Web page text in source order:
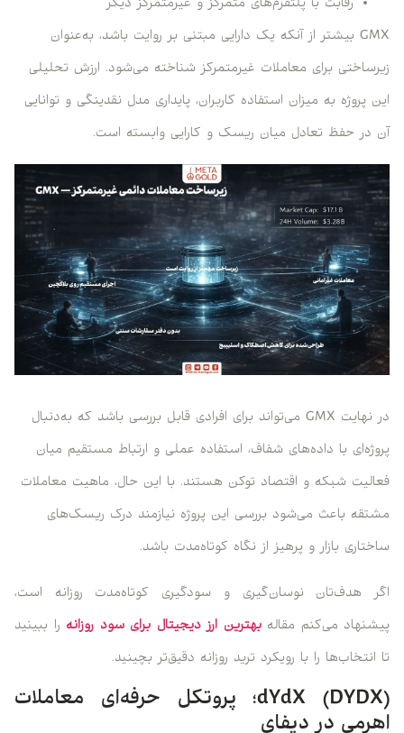
رقابت با پلتفرم‌های متمرکز و غیرمتمرکز دیگر
GMX بیشتر از آنکه یک دارایی مبتنی بر روایت باشد، به‌عنوان
زیرساختی برای معاملات غیرمتمرکز شناخته می‌شود. ارزش تحلیلی
این پروژه به میزان استفاده کاربران، پایداری مدل نقدینگی و توانایی
آن در حفظ تعادل میان ریسک و کارایی وابسته است.
در نهایت GMX می‌تواند برای افرادی قابل بررسی باشد که به‌دنبال
پروژه‌ای با داده‌های شفاف، استفاده عملی و ارتباط مستقیم میان
فعالیت شبکه و اقتصاد توکن هستند. با این حال، ماهیت معاملات
مشتقه باعث می‌شود بررسی این پروژه نیازمند درک ریسک‌های
ساختاری بازار و پرهیز از نگاه کوتاه‌مدت باشد.
اگر هدف‌تان نوسان‌گیری و سودگیری کوتاه‌مدت روزانه است،
پیشنهاد می‌کنم مقالهبهترین ارز دیجیتال برای سود روزانه را ببینید
تا انتخاب‌ها را با رویکرد ترید روزانه دقیق‌تر بچینید.
dYdX (DYDX)؛ پروتکل حرفه‌ای معاملات
اهرمی در دیفای